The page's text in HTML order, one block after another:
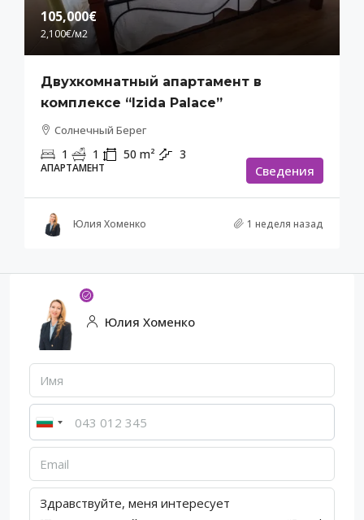
105,000€
2,100€/м2
Двухкомнатный апартамент в
комплексе “Izida Palace”
Солнечный Берег
1 1 50 m² 3
АПАРТАМЕНТ Cведения
Юлия Хоменко 1 неделя назад
Юлия Хоменко